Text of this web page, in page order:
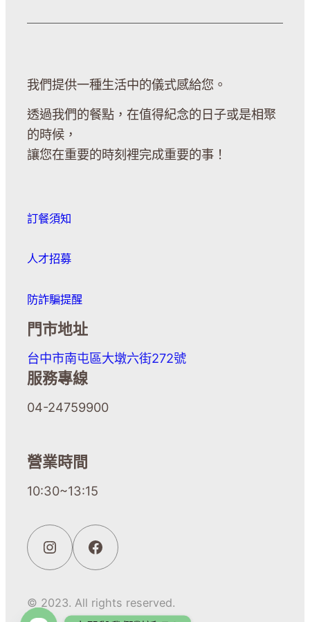
我們提供一種生活中的儀式感給您。
透過我們的餐點，在值得紀念的日子或是相聚
的時候，
讓您在重要的時刻裡完成重要的事！
訂餐須知
人才招募
防詐騙提醒
門市地址
台中市南屯區大墩六街272號
服務專線
04-24759900
營業時間
10:30~13:15
© 2023. All rights reserved.